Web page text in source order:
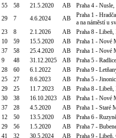
55 58 21.5.2020 AB
Praha 4 -
29 7 4.6.2024 AB
Praha 1 -
a na náměstí u
23 8 2.1.2026 AB
Praha 8 -
10 59 15.5.2020 AB
Praha 1 - Nové
37 58 25.4.2020 AB
Praha 1 - Nové
9 48 31.12.2025 AB
Praha 5 -
28 60 6.1.2022 AB
Praha 9 -
25 27 8.6.2023 AB
Praha 5 -
29 25 11.7.2023 AB
Praha 8 -
30 38 16.10.2023 AB
Praha 1 - Nové
37 28 4.5.2020 AB
Praha 1 - Staré
12 50 13.5.2020 AB
Praha 6 -
29 56 1.5.2020 AB
Praha 7 -
41 32 30.5.2024 AB
Praha 9 - Libeň,